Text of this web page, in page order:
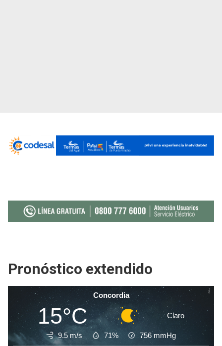
Pronóstico extendido
Concordia
15°C Claro
9.5 m/s 71% 756 mmHg